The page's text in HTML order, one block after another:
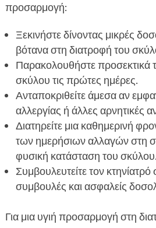
προσαρμογή:
Ξεκινήστε δίνοντας μικρές
βότανα στη διατροφή του
Παρακολουθήστε προσεκτικά
σκύλου τις πρώτες ημέρες.
Ανταποκριθείτε άμεσα αν
αλλεργίας ή άλλες αρνητικές
Διατηρείτε μια καθημερινή
των ημερήσιων αλλαγών στη
φυσική κατάσταση του σκύλου.
Συμβουλευτείτε τον κτηνίατρό
συμβουλές και ασφαλείς
Για μια υγιή προσαρμογή στη